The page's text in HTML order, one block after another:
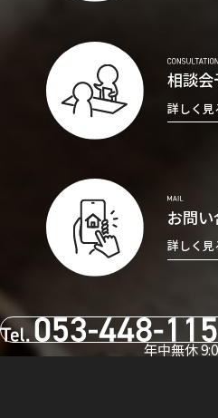
年中無休
相談会
詳しく見
お問
詳しく見